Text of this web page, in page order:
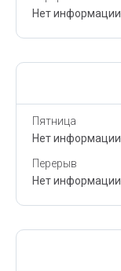
Нет информации
Пятница
Нет информации
Перерыв
Нет информации